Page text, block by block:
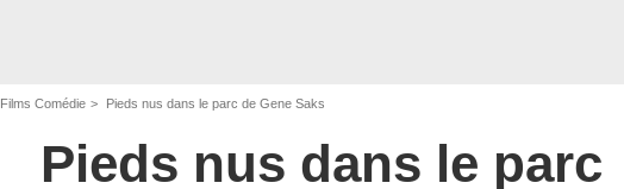
Films Comédie Pieds nus dans le parc de Gene Saks
Pieds nus dans le parc